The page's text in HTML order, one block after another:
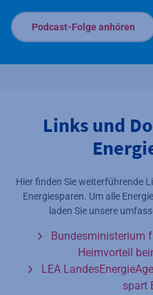
Podcast-Folge anhören
Links und
Hier finden Sie weiterführende
Energiesparen. Um alle
laden Sie unsere
Bundesministerium
Heimvorteil
LEA
spart